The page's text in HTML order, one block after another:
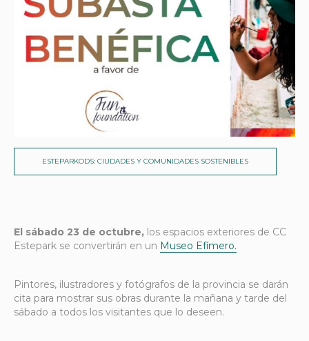
ESTEPARKODS: CIUDADES Y COMUNIDADES SOSTENIBLES
El sábado 23 de octubre, los espacios exteriores de CC
Estepark se convertirán en un Museo Efímero.
Pintores, ilustradores y fotógrafos de la provincia se darán
cita para mostrar sus obras durante la mañana y tarde del
sábado a todos los visitantes que lo deseen.